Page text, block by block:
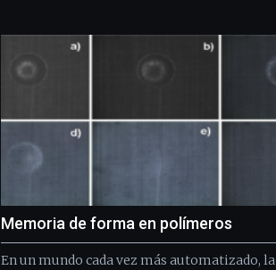
Memoria de forma en polímeros
En un mundo cada vez más automatizado, la